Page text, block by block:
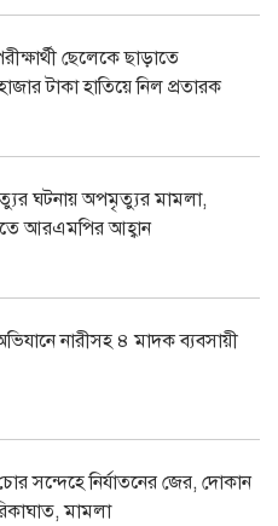
ছেলেকে ছাড়াতে
টাকা হাতিয়ে নিল প্রতারক
ঘটনায় অপমৃত্যুর মামলা,
আরএমপির আহ্বান
নারীসহ ৪ মাদক ব্যবসায়ী
সন্দেহে নির্যাতনের জের, দোকান
মামলা